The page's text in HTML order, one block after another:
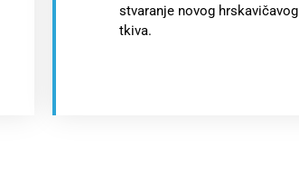
stvaranje novog hrskavičavog
tkiva.